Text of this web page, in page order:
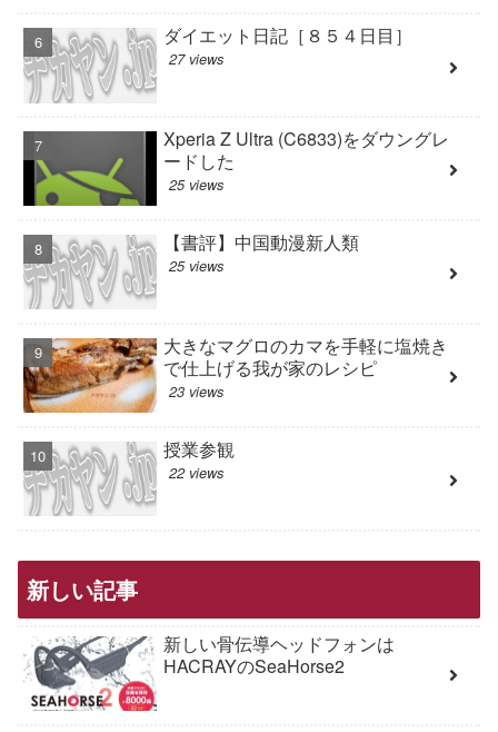
ダイエット日記［８５４日目］
27 views
Xperia Z Ultra (C6833)をダウングレ
ードした
25 views
【書評】中国動漫新人類
25 views
大きなマグロのカマを手軽に塩焼き
で仕上げる我が家のレシピ
23 views
授業参観
22 views
新しい記事
新しい骨伝導ヘッドフォンは
HACRAYのSeaHorse2